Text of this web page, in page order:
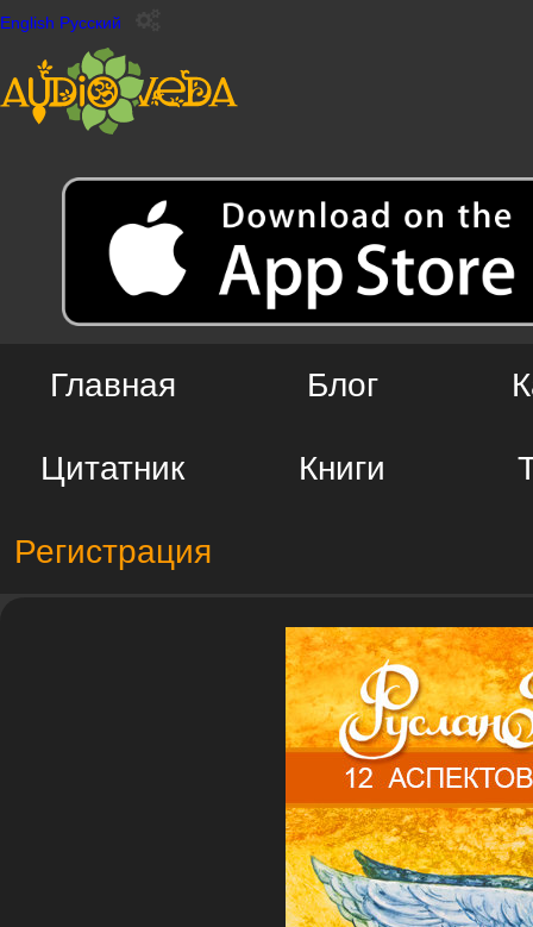
English Русский
Главная Блог
Цитатник Книги
Регистрация